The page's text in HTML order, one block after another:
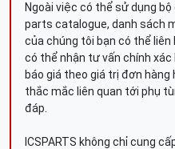
Ngoài việc có thể sử dụng
parts catalogue, danh sách
của chúng tôi bạn có thể
có thể nhận tư vấn chính
báo giá theo giá trị đơn
thắc mắc liên quan tới phụ
đáp.
ICSPARTS không chỉ cung